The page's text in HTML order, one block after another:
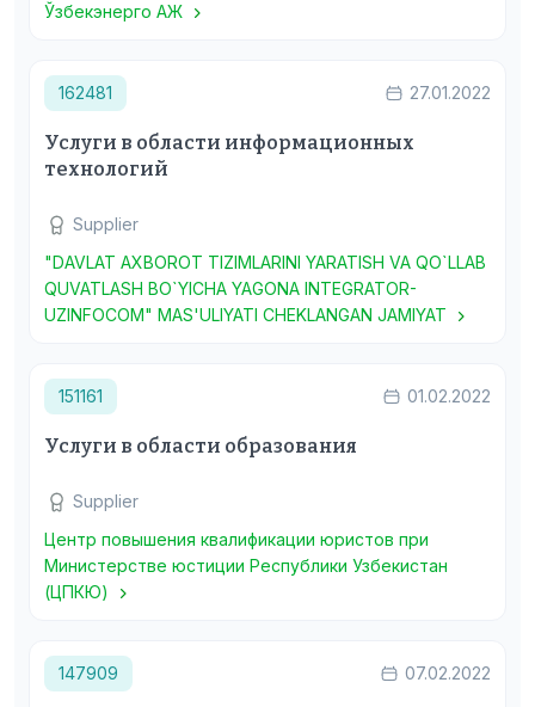
Ўзбекэнерго АЖ
162481 27.01.2022
Услуги в области информационных
технологий
Supplier
"DAVLAT AXBOROT TIZIMLARINI YARATISH VA QO`LLAB
QUVATLASH BO`YICHA YAGONA INTEGRATOR-
UZINFOCOM" MAS'ULIYATI CHEKLANGAN JAMIYAT
151161 01.02.2022
Услуги в области образования
Supplier
Центр повышения квалификации юристов при
Министерстве юстиции Республики Узбекистан
(ЦПКЮ)
147909 07.02.2022